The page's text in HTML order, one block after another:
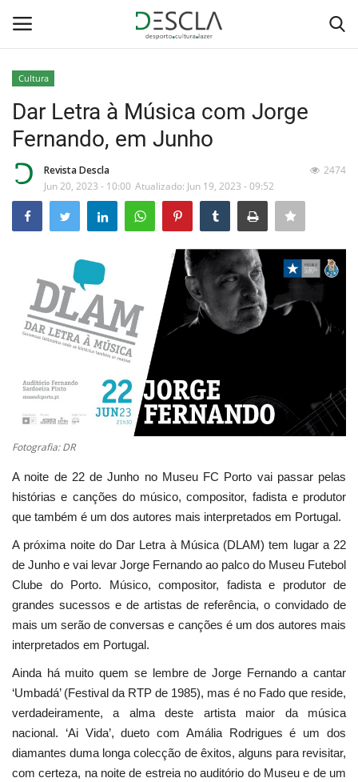
Home
...by Descla
Desporto
Sobre Nós
Educação
Estatuto Editorial
Saúde
Ficha técnica
Cultura
Lazer
Ambiente
Cultura
Dar Letra à Música com Jorge
Fernando, em Junho
Revista Descla
Jun 20, 2023 - 10:00 Atualizado: Jun 19, 2023 - 09:52
2474
Fotografia: DR
A noite de 22 de Junho no Museu FC Porto vai passar pelas
histórias e canções do músico, compositor, fadista e produtor
que também é um dos autores mais interpretados em Portugal.
A próxima noite do Dar Letra à Música (DLAM) tem lugar a 22
de Junho e vai levar Jorge Fernando ao palco do Museu Futebol
Clube do Porto. Músico, compositor, fadista e produtor de
grandes sucessos e de artistas de referência, o convidado de
mais um serão de conversas e canções é um dos autores mais
interpretados em Portugal.
Ainda há muito quem se lembre de Jorge Fernando a cantar
‘Umbadá’ (Festival da RTP de 1985), mas é no Fado que reside,
verdadeiramente, a alma deste artista maior da música
nacional. ‘Ai Vida’, dueto com Amália Rodrigues é um dos
diamantes duma longa colecção de êxitos, alguns para revisitar,
com certeza, na noite de estreia no auditório do Museu e de um